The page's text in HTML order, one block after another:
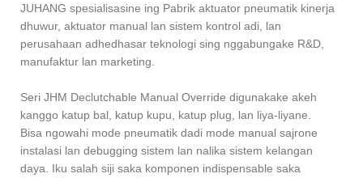
JUHANG spesialisasine ing Pabrik aktuator pneumatik kinerja
dhuwur, aktuator manual lan sistem kontrol adi, lan
perusahaan adhedhasar teknologi sing nggabungake R&D,
manufaktur lan marketing.
Seri JHM Declutchable Manual Override digunakake akeh
kanggo katup bal, katup kupu, katup plug, lan liya-liyane.
Bisa ngowahi mode pneumatik dadi mode manual sajrone
instalasi lan debugging sistem lan nalika sistem kelangan
daya. Iku salah siji saka komponen indispensable saka